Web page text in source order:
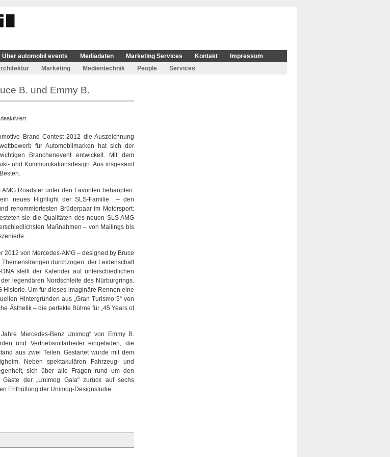
Über automobil events Mediadaten Marketing Services Kontakt
Impressum
Marketing Medientechnik People Services
B. und Emmy B.
für
Brand
Contest
mit
Hattrick
B.
und
Emmy
B.
Brand Contest 2012 die Auszeichnung
für Automobilmarken hat sich der
Branchenevent entwickelt. Mit dem
und Kommunikationsdesign. Aus insgesamt
Roadster unter den Favoriten behaupten.
ein neues Highlight der SLS-Familie – den
renommiertesten Brüderpaar im Motorsport:
sie die Qualitäten des neuen SLS AMG
Maßnahmen – von Mailings bis
2012 von Mercedes-AMG – designed by Bruce
durchzogen: der Leidenschaft
stellt der Kalender auf unterschiedlichen
legendären Nordschleife des Nürburgrings.
Historie. Um für dieses imaginäre Rennen eine
Hintergründen aus „Gran Turismo 5“ von
Ästhetik – die perfekte Bühne für „45 Years of
Mercedes-Benz Unimog“ von Emmy B.
und Vertriebsmitarbeiter eingeladen, die
aus zwei Teilen. Gestartet wurde mit dem
Neben spektakulären Fahrzeug- und
sich über alle Fragen rund um den
der „Unimog Gala“ zurück auf sechs
Enthüllung der Unimog-Designstudie.